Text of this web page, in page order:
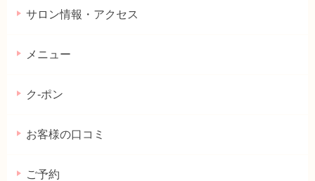
サロン情報・アクセス
メニュー
ク-ポン
お客様の口コミ
ご予約